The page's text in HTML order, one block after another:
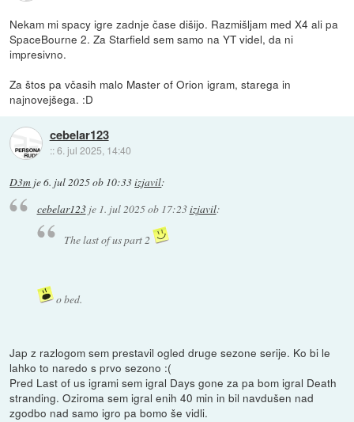
Nekam mi spacy igre zadnje čase dišijo. Razmišljam med X4 ali pa
SpaceBourne 2. Za Starfield sem samo na YT videl, da ni
impresivno.
Za štos pa včasih malo Master of Orion igram, starega in
najnovejšega. :D
cebelar123
::6. jul 2025, 14:40
D3m je6. jul 2025 ob 10:33izjavil:
cebelar123je 1. jul 2025 ob 17:23izjavil:
The last of us part 2
o bed.
Jap z razlogom sem prestavil ogled druge sezone serije. Ko bi le
lahko to naredo s prvo sezono :(
Pred Last of us igrami sem igral Days gone za pa bom igral Death
stranding. Oziroma sem igral enih 40 min in bil navdušen nad
zgodbo nad samo igro pa bomo še vidli.